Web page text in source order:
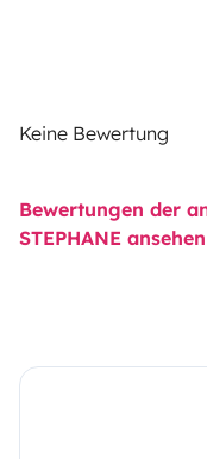
Keine Bewertung
Bewertungen der
STEPHANE ansehen